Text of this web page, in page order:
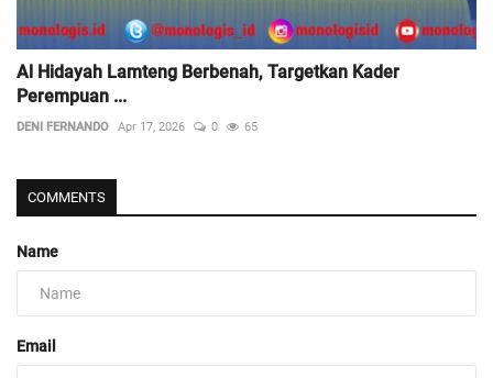
Al Hidayah Lamteng Berbenah, Targetkan Kader
Perempuan ...
DENI FERNANDO Apr 17, 2026 0 65
COMMENTS
Name
Email